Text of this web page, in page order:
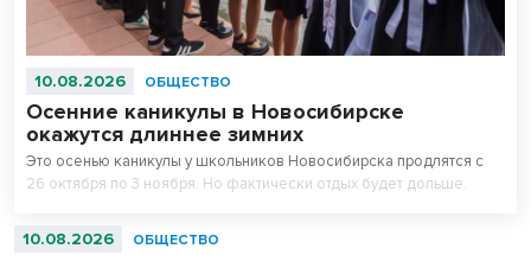
10.08.2026 ОБЩЕСТВО
Осенние каникулы в Новосибирске
окажутся длиннее зимних
Это осенью каникулы у школьников Новосибирска продлятся с
26 октября по 3 ноября. Но фактически отдых будет дольше.
10.08.2026 ОБЩЕСТВО